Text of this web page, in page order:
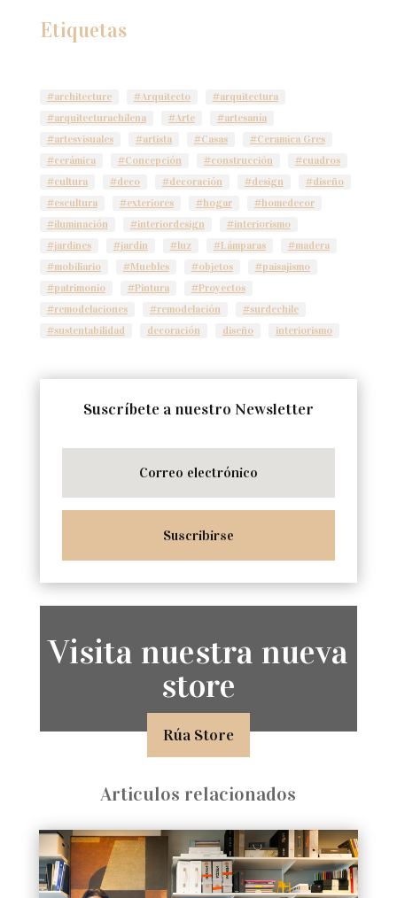
Etiquetas
#architecture #Arquitecto
#arquitectura
#arquitecturachilena
#Arte
#artesanía
#artesvisuales
#artista #Casas
#Ceramica Gres
#cerámica
#Concepción #construcción
#cuadros
#cultura
#deco #decoración #design
#diseño
#escultura
#exteriores #hogar
#homedecor
#iluminación
#interiordesign
#interiorismo
#jardines
#jardín #luz #Lámparas
#madera
#mobiliario
#Muebles #objetos
#paisajismo
#patrimonio
#Pintura
#Proyectos
#remodelaciones
#remodelación
#surdechile
#sustentabilidad
decoración diseño interiorismo
Suscríbete a nuestro Newsletter
Suscribirse
Visita nuestra nueva
store
Rúa Store
Articulos relacionados